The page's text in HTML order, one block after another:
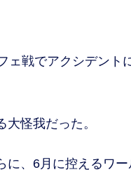
ェ戦でアクシデント
怪我だった。
、6月に控えるワー